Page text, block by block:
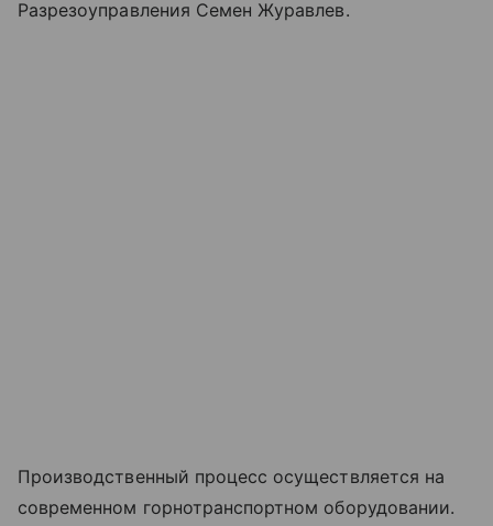
Разрезоуправления Семен Журавлев.
Производственный процесс осуществляется на
современном горнотранспортном оборудовании.